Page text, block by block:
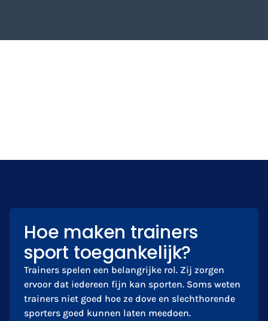
Hoe maken trainers
sport toegankelijk?
Trainers spelen een belangrijke rol. Zij zorgen
ervoor dat iedereen fijn kan sporten. Soms weten
trainers niet goed hoe ze dove en slechthorende
sporters goed kunnen laten meedoen.